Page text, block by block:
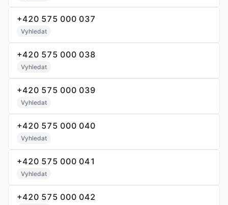
+420 575 000 037
Vyhledat
+420 575 000 038
Vyhledat
+420 575 000 039
Vyhledat
+420 575 000 040
Vyhledat
+420 575 000 041
Vyhledat
+420 575 000 042